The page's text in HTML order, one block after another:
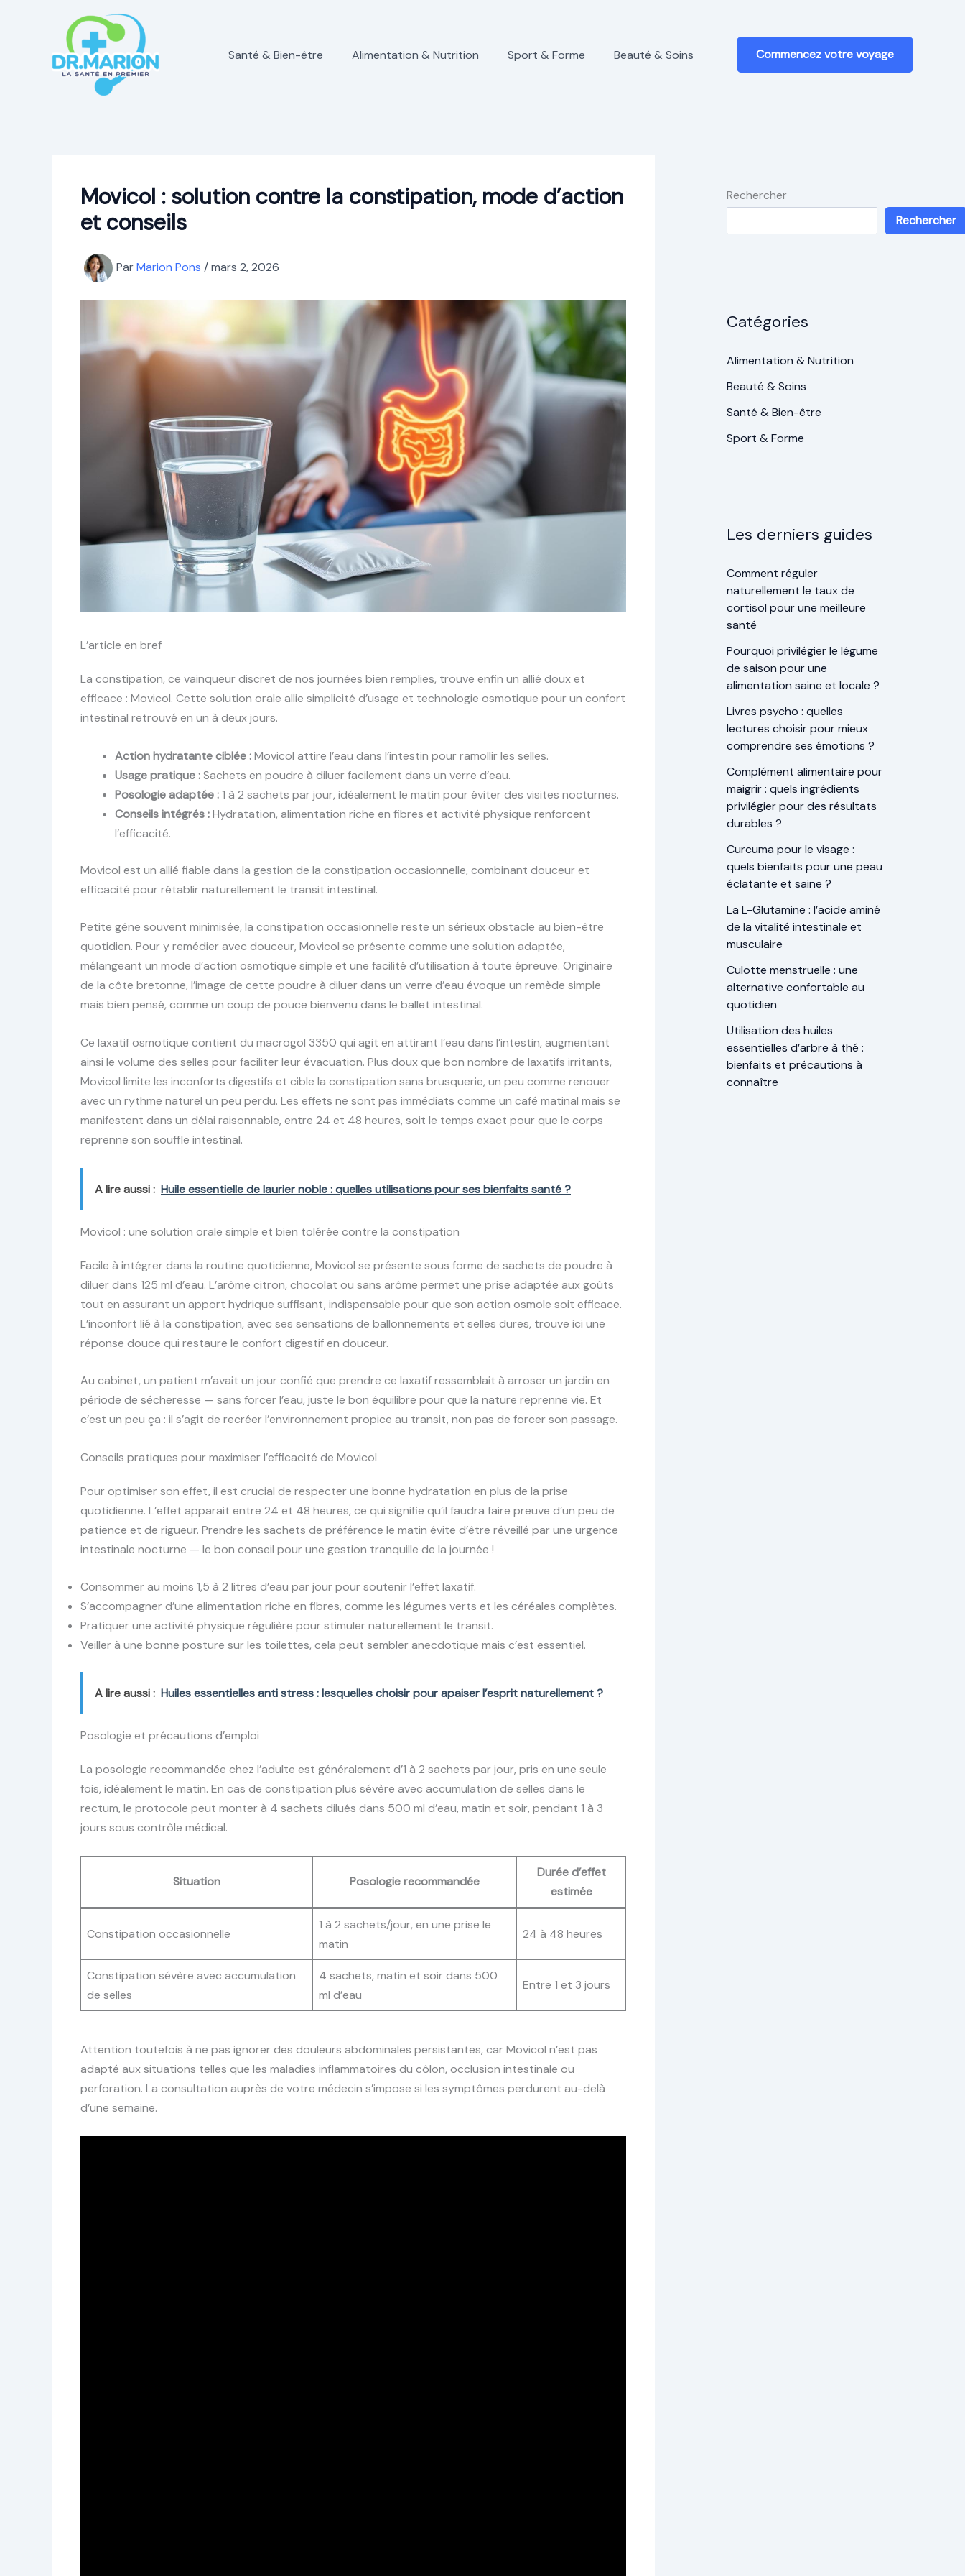
Santé & Bien-être Alimentation & Nutrition Sport & Forme Beauté & Soins Commencez votre voyage
Movicol : solution contre la constipation, mode d’action
et conseils
ParMarion Pons /mars 2, 2026
L’article en bref
La constipation, ce vainqueur discret de nos journées bien remplies, trouve enfin un allié doux et
efficace : Movicol. Cette solution orale allie simplicité d’usage et technologie osmotique pour un confort
intestinal retrouvé en un à deux jours.
Action hydratante ciblée :Movicol attire l’eau dans l’intestin pour ramollir les selles.
Usage pratique :Sachets en poudre à diluer facilement dans un verre d’eau.
Posologie adaptée :1 à 2 sachets par jour, idéalement le matin pour éviter des visites nocturnes.
Conseils intégrés :Hydratation, alimentation riche en fibres et activité physique renforcent
l’efficacité.
Movicol est un allié fiable dans la gestion de la constipation occasionnelle, combinant douceur et
efficacité pour rétablir naturellement le transit intestinal.
Petite gêne souvent minimisée, la constipation occasionnelle reste un sérieux obstacle au bien-être
quotidien. Pour y remédier avec douceur, Movicol se présente comme une solution adaptée,
mélangeant un mode d’action osmotique simple et une facilité d’utilisation à toute épreuve. Originaire
de la côte bretonne, l’image de cette poudre à diluer dans un verre d’eau évoque un remède simple
mais bien pensé, comme un coup de pouce bienvenu dans le ballet intestinal.
Ce laxatif osmotique contient du macrogol 3350 qui agit en attirant l’eau dans l’intestin, augmentant
ainsi le volume des selles pour faciliter leur évacuation. Plus doux que bon nombre de laxatifs irritants,
Movicol limite les inconforts digestifs et cible la constipation sans brusquerie, un peu comme renouer
avec un rythme naturel un peu perdu. Les effets ne sont pas immédiats comme un café matinal mais se
manifestent dans un délai raisonnable, entre 24 et 48 heures, soit le temps exact pour que le corps
reprenne son souffle intestinal.
A lire aussi : Huile essentielle de laurier noble : quelles utilisations pour ses bienfaits santé ?
Movicol : une solution orale simple et bien tolérée contre la constipation
Facile à intégrer dans la routine quotidienne, Movicol se présente sous forme de sachets de poudre à
diluer dans 125 ml d’eau. L’arôme citron, chocolat ou sans arôme permet une prise adaptée aux goûts
tout en assurant un apport hydrique suffisant, indispensable pour que son action osmole soit efficace.
L’inconfort lié à la constipation, avec ses sensations de ballonnements et selles dures, trouve ici une
réponse douce qui restaure le confort digestif en douceur.
Au cabinet, un patient m’avait un jour confié que prendre ce laxatif ressemblait à arroser un jardin en
période de sécheresse — sans forcer l’eau, juste le bon équilibre pour que la nature reprenne vie. Et
c’est un peu ça : il s’agit de recréer l’environnement propice au transit, non pas de forcer son passage.
Conseils pratiques pour maximiser l’efficacité de Movicol
Pour optimiser son effet, il est crucial de respecter une bonne hydratation en plus de la prise
quotidienne. L’effet apparait entre 24 et 48 heures, ce qui signifie qu’il faudra faire preuve d’un peu de
patience et de rigueur. Prendre les sachets de préférence le matin évite d’être réveillé par une urgence
intestinale nocturne — le bon conseil pour une gestion tranquille de la journée !
Consommer au moins 1,5 à 2 litres d’eau par jour pour soutenir l’effet laxatif.
S’accompagner d’une alimentation riche en fibres, comme les légumes verts et les céréales complètes.
Pratiquer une activité physique régulière pour stimuler naturellement le transit.
Veiller à une bonne posture sur les toilettes, cela peut sembler anecdotique mais c’est essentiel.
A lire aussi : Huiles essentielles anti stress : lesquelles choisir pour apaiser l’esprit naturellement ?
Posologie et précautions d’emploi
La posologie recommandée chez l’adulte est généralement d’1 à 2 sachets par jour, pris en une seule
fois, idéalement le matin. En cas de constipation plus sévère avec accumulation de selles dans le
rectum, le protocole peut monter à 4 sachets dilués dans 500 ml d’eau, matin et soir, pendant 1 à 3
jours sous contrôle médical.
Situation Posologie recommandée
Durée d’effet
estimée
Constipation occasionnelle
1 à 2 sachets/jour, en une prise le
matin
24 à 48 heures
Constipation sévère avec accumulation
de selles
4 sachets, matin et soir dans 500
ml d’eau
Entre 1 et 3 jours
Attention toutefois à ne pas ignorer des douleurs abdominales persistantes, car Movicol n’est pas
adapté aux situations telles que les maladies inflammatoires du côlon, occlusion intestinale ou
perforation. La consultation auprès de votre médecin s’impose si les symptômes perdurent au-delà
d’une semaine.
Rechercher
Rechercher
Catégories
Alimentation & Nutrition
Beauté & Soins
Santé & Bien-être
Sport & Forme
Les derniers guides
Comment réguler
naturellement le taux de
cortisol pour une meilleure
santé
Pourquoi privilégier le légume
de saison pour une
alimentation saine et locale ?
Livres psycho : quelles
lectures choisir pour mieux
comprendre ses émotions ?
Complément alimentaire pour
maigrir : quels ingrédients
privilégier pour des résultats
durables ?
Curcuma pour le visage :
quels bienfaits pour une peau
éclatante et saine ?
La L-Glutamine : l’acide aminé
de la vitalité intestinale et
musculaire
Culotte menstruelle : une
alternative confortable au
quotidien
Utilisation des huiles
essentielles d’arbre à thé :
bienfaits et précautions à
connaître